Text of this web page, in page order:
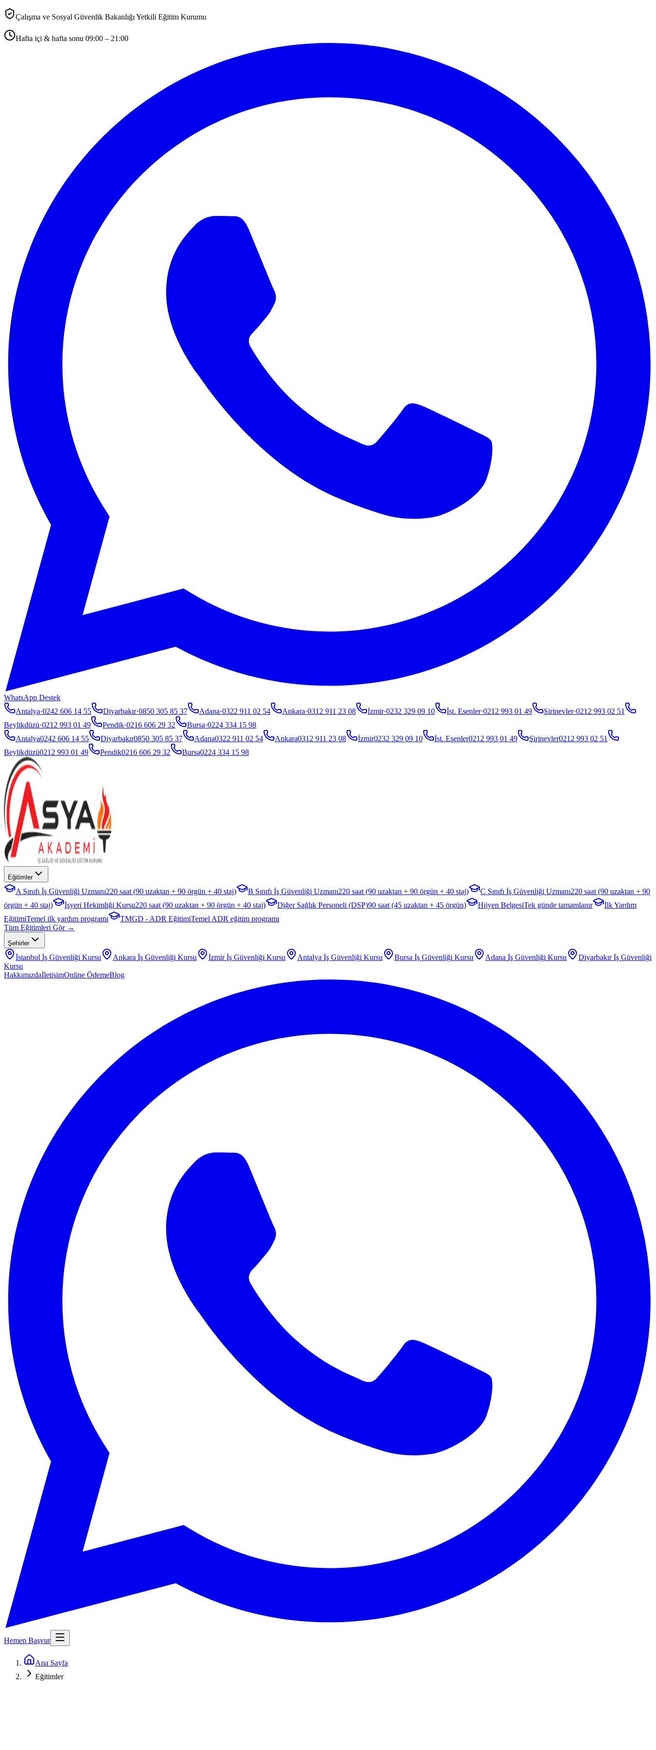
Çalışma ve Sosyal Güvenlik Bakanlığı Yetkili Eğitim Kurumu
Hafta içi & hafta sonu 09:00 – 21:00
WhatsApp Destek
Antalya·0242 606 14 55 Diyarbakır·0850 305 85 37 Adana·0322 911 02 54 Ankara·0312 911 23 08 İzmir·0232 329 09 10 İst. Esenler·0212 993 01 49 Şirinevler·0212 993 02 51
Beylikdüzü·0212 993 01 49 Pendik·0216 606 29 32 Bursa·0224 334 15 98
Antalya0242 606 14 55 Diyarbakır0850 305 85 37 Adana0322 911 02 54 Ankara0312 911 23 08 İzmir0232 329 09 10 İst. Esenler0212 993 01 49 Şirinevler0212 993 02 51
Beylikdüzü0212 993 01 49 Pendik0216 606 29 32 Bursa0224 334 15 98
Eğitimler
A Sınıfı İş Güvenliği Uzmanı220 saat (90 uzaktan + 90 örgün + 40 staj) B Sınıfı İş Güvenliği Uzmanı220 saat (90 uzaktan + 90 örgün + 40 staj) C Sınıfı İş Güvenliği Uzmanı220 saat (90 uzaktan + 90
örgün + 40 staj)
İşyeri Hekimliği Kursu220 saat (90 uzaktan + 90 örgün + 40 staj) Diğer Sağlık Personeli (DSP)90 saat (45 uzaktan + 45 örgün) Hijyen BelgesiTek günde tamamlanır
İlk Yardım
EğitimiTemel ilk yardım programı TMGD - ADR EğitimiTemel ADR eğitim programı
Tüm Eğitimleri Gör →
Şehirler
İstanbul İş Güvenliği Kursu Ankara İş Güvenliği Kursu İzmirİş Güvenliği Kursu Antalya İş Güvenliği Kursu Bursa İş Güvenliği Kursu Adana İş Güvenliği Kursu Diyarbakırİş Güvenliği
Kursu
HakkımızdaİletişimOnline ÖdemeBlog
Hemen Başvur
Ana Sayfa
Eğitimler